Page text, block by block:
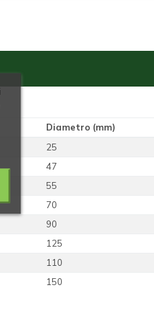
Diametro (mm)
25
47
55
70
90
125
110
150